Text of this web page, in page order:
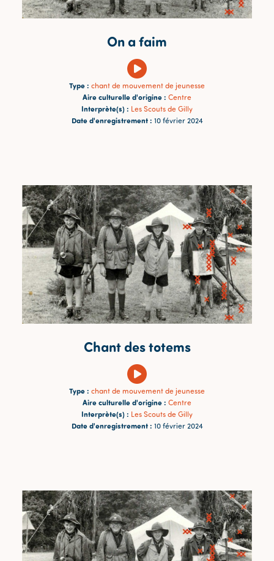
On a faim
Type : chant de mouvement de jeunesse
Aire culturelle d'origine : Centre
Interprète(s) : Les Scouts de Gilly
Date d'enregistrement : 10 février 2024
Chant des totems
Type : chant de mouvement de jeunesse
Aire culturelle d'origine : Centre
Interprète(s) : Les Scouts de Gilly
Date d'enregistrement : 10 février 2024